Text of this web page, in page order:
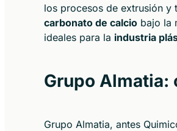
los procesos de extrusión y
carbonato de calcio bajo la
ideales para la industria
Grupo Almatia:
Grupo Almatia, antes